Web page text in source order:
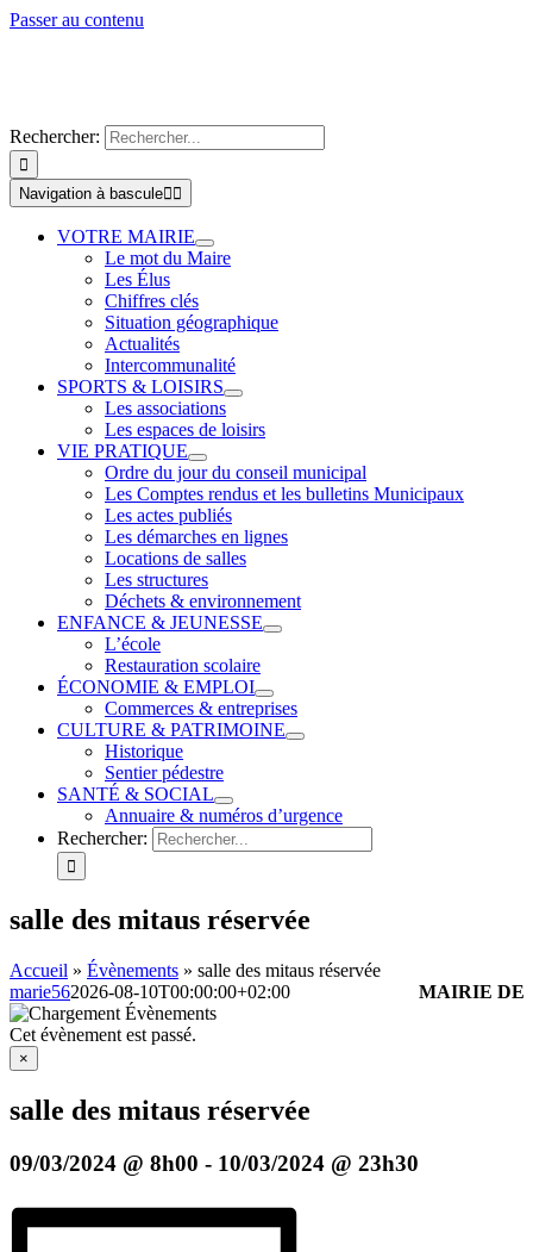
Passer au contenu
Rechercher:
Navigation à bascule
VOTRE MAIRIE
Le mot du Maire
Les Élus
Chiffres clés
Situation géographique
Actualités
Intercommunalité
SPORTS & LOISIRS
Les associations
Les espaces de loisirs
VIE PRATIQUE
Ordre du jour du conseil municipal
Les Comptes rendus et les bulletins Municipaux
Les actes publiés
Les démarches en lignes
Locations de salles
Les structures
Déchets & environnement
ENFANCE & JEUNESSE
L’école
Restauration scolaire
ÉCONOMIE & EMPLOI
Commerces & entreprises
CULTURE & PATRIMOINE
Historique
Sentier pédestre
SANTÉ & SOCIAL
Annuaire & numéros d’urgence
Rechercher:
salle des mitaus réservée
Accueil » Évènements » salle des mitaus réservée
marie562026-08-10T00:00:00+02:00
Cet évènement est passé.
×
salle des mitaus réservée
09/03/2024 @ 8h00 - 10/03/2024 @ 23h30
MAIRIE DE